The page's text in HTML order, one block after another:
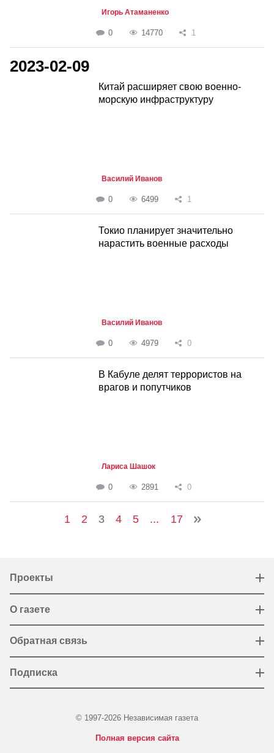
Игорь Атаманенко
0 14770 1
2023-02-09
Китай расширяет свою военно-
морскую инфраструктуру
Василий Иванов
0 6499 1
Токио планирует значительно
нарастить военные расходы
Василий Иванов
0 4979 0
В Кабуле делят террористов на
врагов и попутчиков
Лариса Шашок
0 2891 0
1 2 3 4 5 ... 17
Проекты
О газете
Обратная связь
Подписка
© 1997-2026 Независимая газета
Полная версия сайта